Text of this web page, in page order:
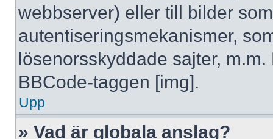
webbserver) eller till bilder
autentiseringsmekanismer,
lösenorsskyddade sajter,
BBCode-taggen [img].
Upp
» Vad är globala anslag?